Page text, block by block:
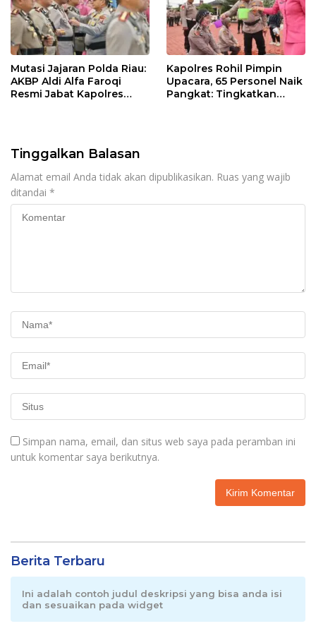
Mutasi Jajaran Polda Riau:
AKBP Aldi Alfa Faroqi
Resmi Jabat Kapolres
Kapolres Rohil Pimpin
Upacara, 65 Personel Naik
Pangkat: Tingkatkan
Tinggalkan Balasan
Alamat email Anda tidak akan dipublikasikan. Ruas yang wajib
ditandai *
Simpan nama, email, dan situs web saya pada peramban ini
untuk komentar saya berikutnya.
Berita Terbaru
Ini adalah contoh judul deskripsi yang bisa anda isi
dan sesuaikan pada widget